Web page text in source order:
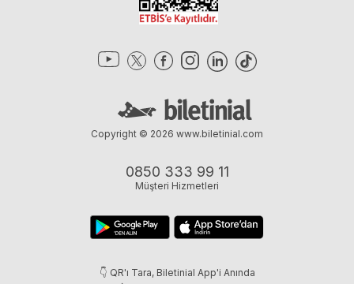
0850 333 99 11
Müşteri Hizmetleri
👇 QR'ı Tara, Biletinial App'i Anında
Copyright © 2026 www.biletinial.com